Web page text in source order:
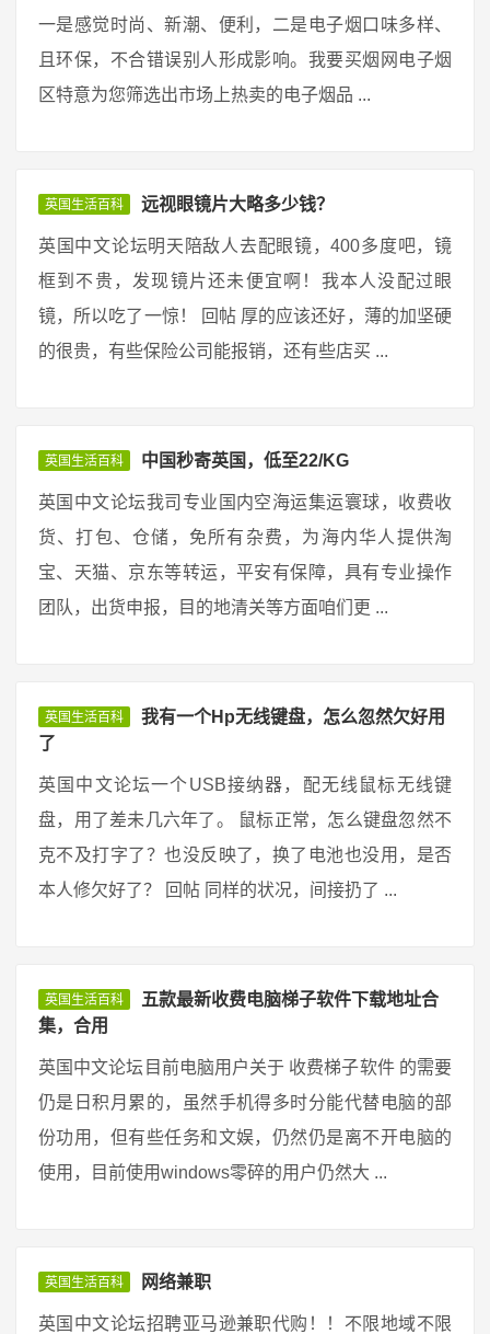
一是感觉时尚、新潮、便利，二是电子烟口味多样、
且环保，不合错误别人形成影响。我要买烟网电子烟
区特意为您筛选出市场上热卖的电子烟品 ...
英国生活百科 远视眼镜片大略多少钱？
英国中文论坛明天陪敌人去配眼镜，400多度吧，镜
框到不贵，发现镜片还未便宜啊！我本人没配过眼
镜，所以吃了一惊！ 回帖 厚的应该还好，薄的加坚硬
的很贵，有些保险公司能报销，还有些店买 ...
英国生活百科 中国秒寄英国，低至22/KG
英国中文论坛我司专业国内空海运集运寰球，收费收
货、打包、仓储，免所有杂费，为海内华人提供淘
宝、天猫、京东等转运，平安有保障，具有专业操作
团队，出货申报，目的地清关等方面咱们更 ...
英国生活百科
我有一个Hp无线键盘，怎么忽然欠好用
了
英国中文论坛一个USB接纳器，配无线鼠标无线键
盘，用了差未几六年了。 鼠标正常，怎么键盘忽然不
克不及打字了？也没反映了，换了电池也没用，是否
本人修欠好了？ 回帖 同样的状况，间接扔了 ...
英国生活百科
五款最新收费电脑梯子软件下载地址合
集，合用
英国中文论坛目前电脑用户关于 收费梯子软件 的需要
仍是日积月累的，虽然手机得多时分能代替电脑的部
份功用，但有些任务和文娱，仍然仍是离不开电脑的
使用，目前使用windows零碎的用户仍然大 ...
英国生活百科 网络兼职
英国中文论坛招聘亚马逊兼职代购！！不限地域不限